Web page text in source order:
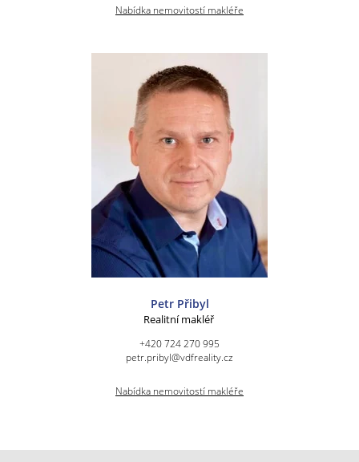
Nabídka nemovitostí makléře
Petr Přibyl
Realitní makléř
+420 724 270 995
petr.pribyl@vdfreality.cz
Nabídka nemovitostí makléře